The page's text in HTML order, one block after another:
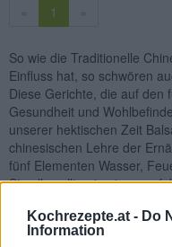
Kochrezepte.at - Do
Information
1
So wie die Traditionelle
Einfluss hat, so schwören
Diese Gerichte, die auf den
Gesundheit und
unserer hektischen Zeit
chinesischen Lehre der
fünf Elementen Wasser,
Sie alle sollten in einer
Lebensmitteln, die dem
z.B. Wurzelgemüse,
sind dagegen Zwiebeln,